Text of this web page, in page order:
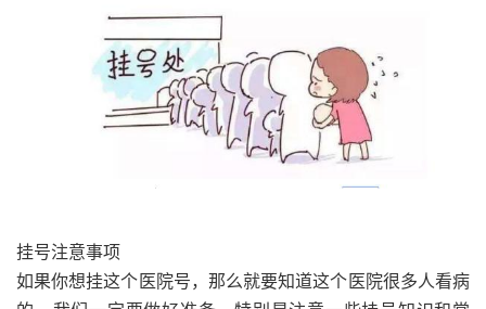
挂号注意事项
如果你想挂这个医院号，那么就要知道这个医院很多人看病